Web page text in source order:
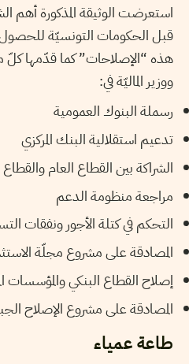
استعرضت الوثيقة المذكورة أهم
قبل الحكومات التونسيّة
هذه “الإصلاحات” كما قدّمها كلّ
ووزير الماليّة في:
رسملة البنوك العمومية
تدعيم استقلالية البنك المركزي
الشراكة بين القطاع العام
مراجعة منظومة الدعم
التحكم في كتلة الأجور ونفقات
المصادقة على مشروع مجلّة
إصلاح القطاع البنكي والمؤسسات
المصادقة على مشروع الإصلاح
طاعة عمياء